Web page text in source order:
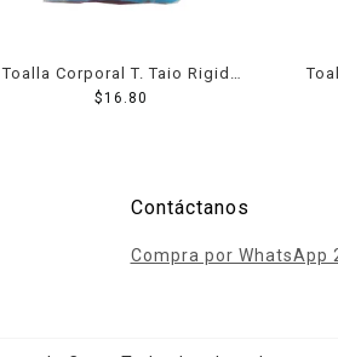
Toalla Corporal T. Taio Rigida
Para Baño Y Masaje 1 Pzs
$16.80
Contáctanos
Compra por WhatsApp